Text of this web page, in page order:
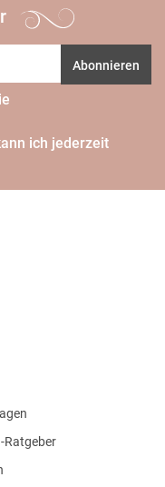
Abonnieren
ich jederzeit
Ratgeber